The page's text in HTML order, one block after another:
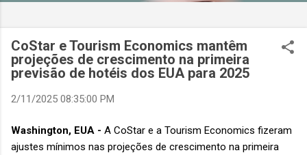
custa ao setor US$ 6,3 bilhões anualmente. Cada mala
extraviada acarreta um custo médio de US$ 260. Com um
lucro líquido médio de apenas US$ 8 por passageiro, uma mala
cinco anulam o lucro de um voo inteiro. O núme...
CoStar e Tourism Economics mantêm
projeções de crescimento na primeira
previsão de hotéis dos EUA para 2025
2/11/2025 08:35:00 PM
Washington, EUA - A CoStar e a Tourism Economics fizeram
ajustes mínimos nas projeções de crescimento na primeira